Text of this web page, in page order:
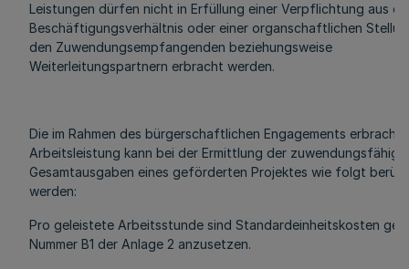
Leistungen dürfen nicht in Erfüllung einer Verpflichtung aus
Beschäftigungsverhältnis oder einer organschaftlichen
den Zuwendungsempfangenden beziehungsweise
Weiterleitungspartnern erbracht werden.
Die im Rahmen des bürgerschaftlichen Engagements erbrachte
Arbeitsleistung kann bei der Ermittlung der
Gesamtausgaben eines geförderten Projektes wie folgt
werden:
Pro geleistete Arbeitsstunde sind Standardeinheitskosten
Nummer B1 der Anlage 2 anzusetzen.